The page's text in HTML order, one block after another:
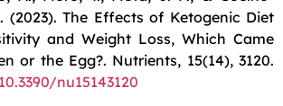
(2023). The Effects of Ketogenic Diet
and Weight Loss, Which Came
or the Egg?. Nutrients, 15(14), 3120.
nu15143120